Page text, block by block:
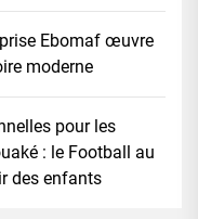
Ebomaf œuvre
moderne
pour les
: le Football au
des enfants